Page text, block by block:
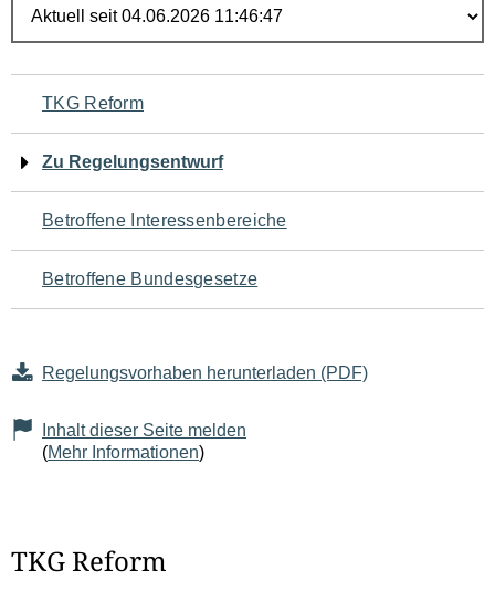
Navigation
für
den
Seiteninhalt
TKG Reform
Zu Regelungsentwurf
Betroffene Interessenbereiche
Betroffene Bundesgesetze
Regelungsvorhaben herunterladen (PDF)
Inhalt dieser Seite melden
(Mehr Informationen)
TKG Reform